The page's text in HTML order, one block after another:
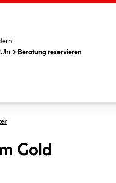
Beratung reservieren
Gold